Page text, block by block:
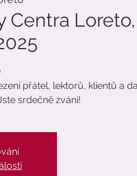
Centra Loreto,
přátel, lektorů, klientů a
srdečně zváni!